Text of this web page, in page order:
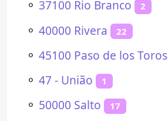
⚬ 37100 Rio Branco 2
⚬ 40000 Rivera 22
⚬ 45100 Paso de los Toros
⚬ 47 - União 1
⚬ 50000 Salto 17